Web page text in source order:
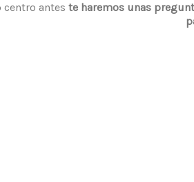
centro anteste haremos unas